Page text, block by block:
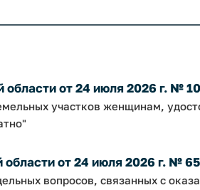
области от 24 июля 2026 г. №
участков женщинам,
области от 24 июля 2026 г. №
вопросов, связанных с